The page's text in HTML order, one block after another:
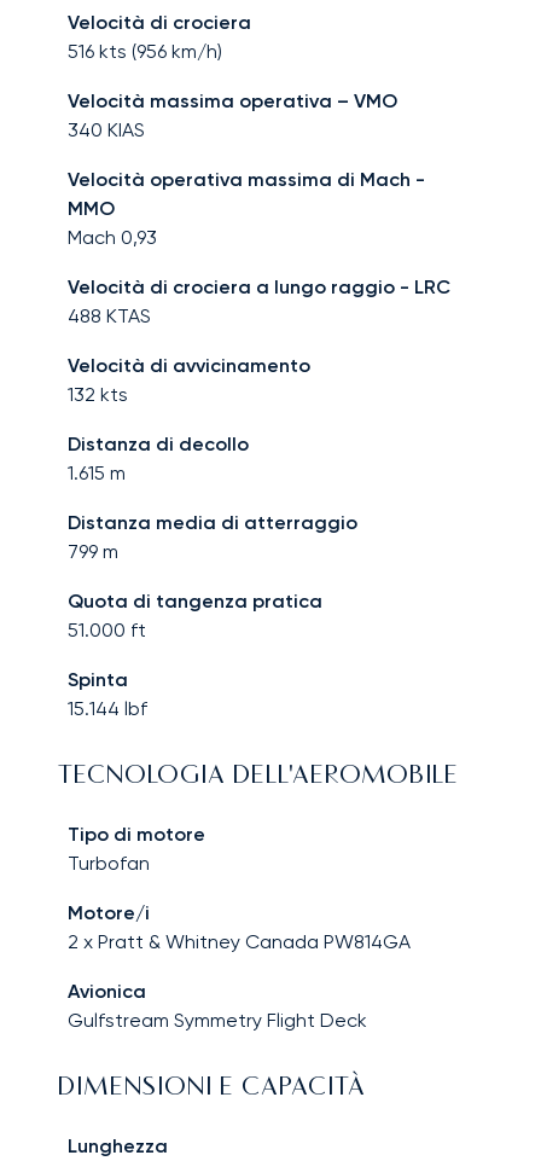
Velocità di crociera
516 kts (956 km/h)
Velocità massima operativa – VMO
340 KIAS
Velocità operativa massima di Mach -
MMO
Mach 0,93
Velocità di crociera a lungo raggio - LRC
488 KTAS
Velocità di avvicinamento
132 kts
Distanza di decollo
1.615 m
Distanza media di atterraggio
799 m
Quota di tangenza pratica
51.000 ft
Spinta
15.144 lbf
TECNOLOGIA DELL'AEROMOBILE
Tipo di motore
Turbofan
Motore/i
2 x Pratt & Whitney Canada PW814GA
Avionica
Gulfstream Symmetry Flight Deck
DIMENSIONI E CAPACITÀ
Lunghezza